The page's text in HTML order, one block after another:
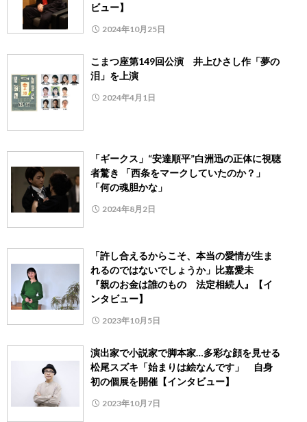
ビュー】
2024年10月25日
こまつ座第149回公演 井上ひさし作「夢の
泪」を上演
2024年4月1日
「ギークス」“安達順平”白洲迅の正体に視聴
者驚き 「西条をマークしていたのか？」
「何の魂胆かな」
2024年8月2日
「許し合えるからこそ、本当の愛情が生ま
れるのではないでしょうか」比嘉愛未
『親のお金は誰のもの 法定相続人』【イ
ンタビュー】
2023年10月5日
演出家で小説家で脚本家…多彩な顔を見せる
松尾スズキ「始まりは絵なんです」 自身
初の個展を開催【インタビュー】
2023年10月7日